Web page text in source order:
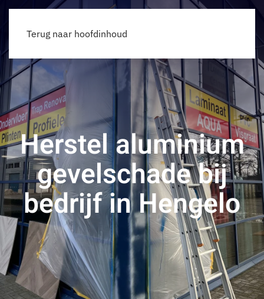
Terug naar hoofdinhoud
Herstel aluminium
gevelschade bij
bedrijf in Hengelo